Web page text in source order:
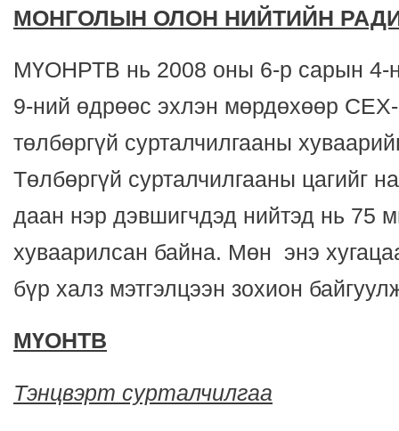
МОНГОЛЫН ОЛОН НИЙТИЙН
МҮОНРТВ нь 2008 оны 6-р сарын
9-ний өдрөөс эхлэн мөрдөхөөр
төлбөргүй сурталчилгааны
Төлбөргүй сурталчилгааны цагийг
даан нэр дэвшигчдэд нийтэд нь 75
хуваарилсан байна. Мөн энэ
бүр халз мэтгэлцээн зохион
МҮОНТВ
Тэнцвэрт сурталчилгаа